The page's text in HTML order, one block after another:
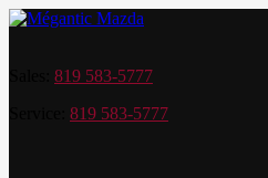
819 583-5777
819 583-5777